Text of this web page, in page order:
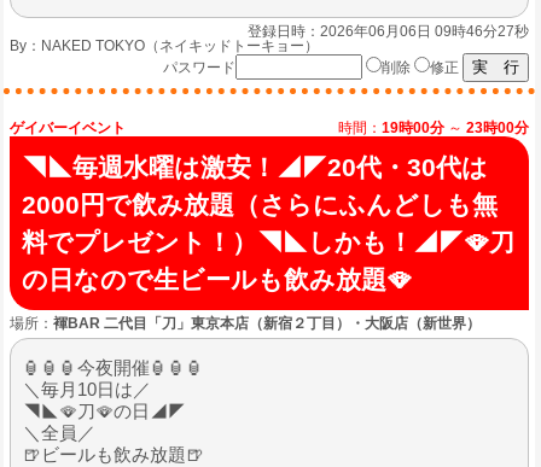
登録日時：2026年06月06日 09時46分27秒
By： NAKED TOKYO（ネイキッドトーキョー）
パスワード
削除 修正
ゲイバーイベント 時間： 19時00分 ～ 23時00分
◥◣毎週水曜は激安！◢◤20代・30代は
2000円で飲み放題（さらにふんどしも無
料でプレゼント！）◥◣しかも！◢◤🪭刀
の日なので生ビールも飲み放題🪭
場所： 褌BAR 二代目「刀」東京本店（新宿２丁目）・大阪店（新世界）
🏮🏮🏮今夜開催🏮🏮🏮
＼毎月10日は／
◥◣🪭刀🪭の日◢◤
＼全員／
🍺ビールも飲み放題🍺